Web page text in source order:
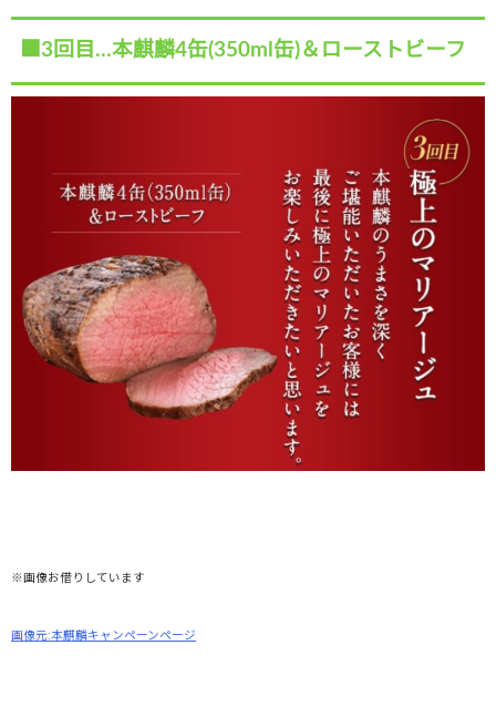
■3回目…本麒麟4缶(350ml缶)＆ローストビーフ
※画像お借りしています
画像元:本麒麟キャンペーンページ